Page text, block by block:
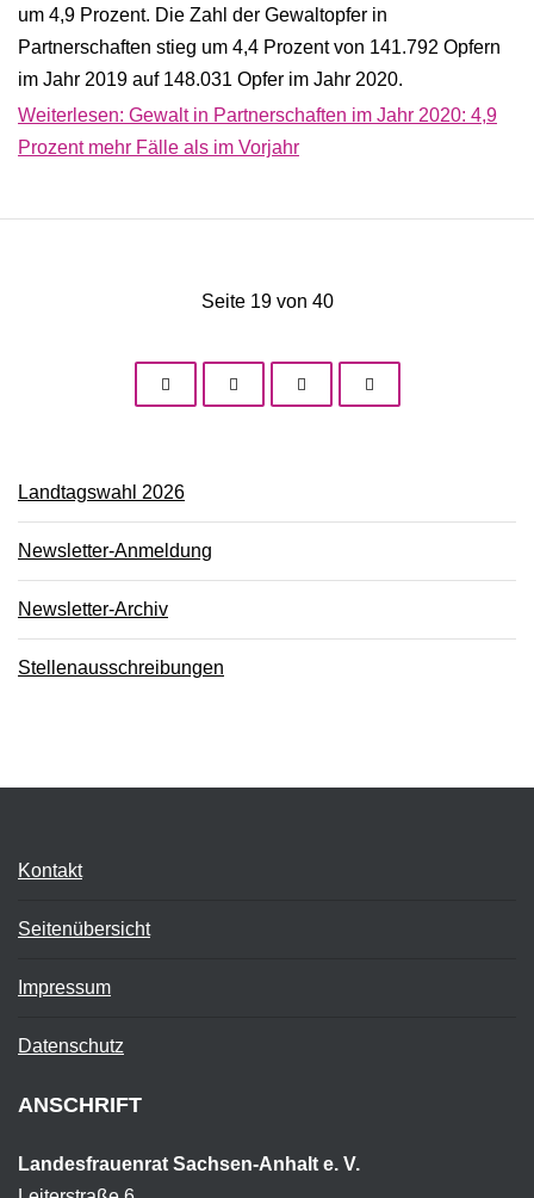
um 4,9 Prozent. Die Zahl der Gewaltopfer in
Partnerschaften stieg um 4,4 Prozent von 141.792 Opfern
im Jahr 2019 auf 148.031 Opfer im Jahr 2020.
Weiterlesen: Gewalt in Partnerschaften im Jahr 2020: 4,9
Prozent mehr Fälle als im Vorjahr
Seite 19 von 40
Landtagswahl 2026
Newsletter-Anmeldung
Newsletter-Archiv
Stellenausschreibungen
Kontakt
Seitenübersicht
Impressum
Datenschutz
ANSCHRIFT
Landesfrauenrat Sachsen-Anhalt e. V.